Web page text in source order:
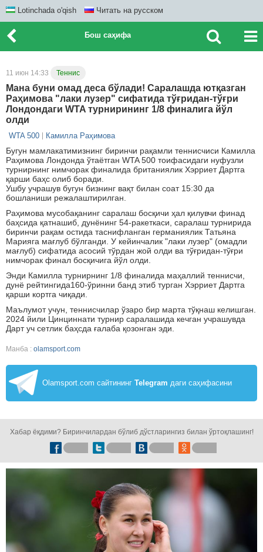
Lotinchada o'qish Читать на русском
Бош саҳифа
11 июн 14:33 Теннис
Мана буни омад деса бўлади! Саралашда ютқазган
Раҳимова "лаки лузер" сифатида тўғридан-тўғри
Лондондаги WTA турнирининг 1/8 финалига йўл
олди
WTA 500 Камилла Раҳимова
Бугун мамлакатимизнинг биринчи рақамли теннисчиси Камилла
Раҳимова Лондонда ўтаётган WTA 500 тоифасидаги нуфузли
турнирнинг нимчорак финалида британиялик Хэрриет Дартга
қарши баҳс олиб боради.
Ушбу учрашув бугун бизнинг вақт билан соат 15:30 да
бошланиши режалаштирилган.
Раҳимова мусобақанинг саралаш босқичи ҳал қилувчи финад
баҳсида қатнашиб, дунёнинг 54-ракеткаси, саралаш турнирида
биринчи рақам остида таснифланган германиялик Татьяна
Марияга мағлуб бўлганди. У кейинчалик "лаки лузер" (омадли
мағлуб) сифатида асосий тўрдан жой олди ва тўғридан-тўғри
нимчорак финал босқичига йўл олди.
Энди Камилла турнирнинг 1/8 финалида маҳаллий теннисчи,
дунё рейтингида160-ўринни банд этиб турган Хэрриет Дартга
қарши кортга чиқади.
Маълумот учун, теннисчилар ўзаро бир марта тўқнаш келишган.
2024 йили Цинциннати турнир саралашида кечган учрашувда
Дарт уч сетлик баҳсда ғалаба қозонган эди.
Манба : olamsport.com
Olamsport.com сайтининг Telegram даги саҳифасини
Хабар ёқдими? Биринчилардан бўлиб дўстларингиз билан ўртоқлашинг!